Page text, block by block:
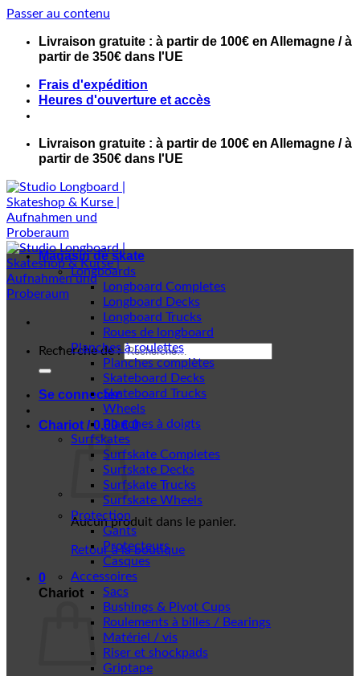
Passer au contenu
Livraison gratuite : à partir de 100€ en Allemagne / à
partir de 350€ dans l'UE
Frais d'expédition
Heures d'ouverture et accès
Livraison gratuite : à partir de 100€ en Allemagne / à
partir de 350€ dans l'UE
Recherche de :
Se connecter
Chariot /0,00€ 0
Aucun produit dans le panier.
Retour à la boutique
0
Chariot
Magasin de skate
Longboards
Longboard Completes
Longboard Decks
Longboard Trucks
Roues de longboard
Planches à roulettes
Planches complètes
Skateboard Decks
Skateboard Trucks
Wheels
Planches à doigts
Surfskates
Surfskate Completes
Surfskate Decks
Surfskate Trucks
Surfskate Wheels
Protection
Gants
Protecteurs
Casques
Accessoires
Sacs
Bushings & Pivot Cups
Roulements à billes / Bearings
Matériel / vis
Riser et shockpads
Griptape